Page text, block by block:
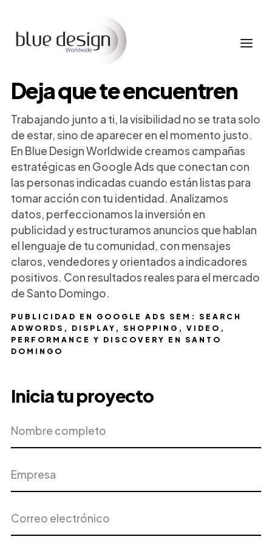
PUBLICIDAD EN GOOGLE ADS SEM: SEARCH
ADWORDS, DISPLAY, SHOPPING, VIDEO,
PERFORMANCE Y DISCOVERY EN SANTO
DOMINGO
Deja que te encuentren
Trabajando junto a ti, la visibilidad no se trata solo
de estar, sino de aparecer en el momento justo.
En Blue Design Worldwide creamos campañas
estratégicas en Google Ads que conectan con
las personas indicadas cuando están listas para
tomar acción con tu identidad. Analizamos
datos, perfeccionamos la inversión en
publicidad y estructuramos anuncios que hablan
el lenguaje de tu comunidad, con mensajes
claros, vendedores y orientados a indicadores
positivos. Con resultados reales para el mercado
de Santo Domingo.
Inicia tu proyecto
completo
electrónico